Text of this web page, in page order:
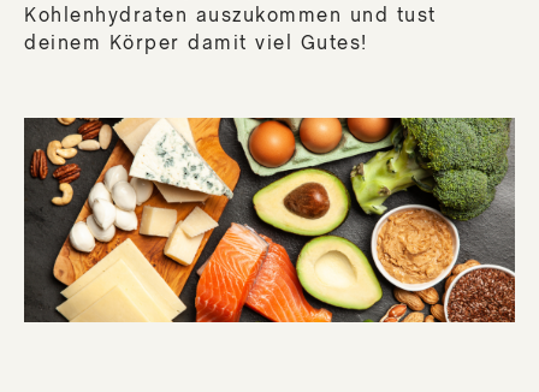
Kohlenhydraten auszukommen und tust
deinem Körper damit viel Gutes!